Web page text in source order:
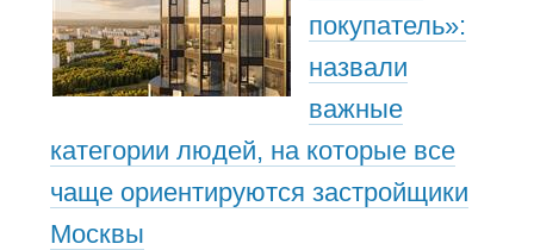
покупатель»:
назвали
важные
категории людей, на которые все
чаще ориентируются застройщики
Москвы